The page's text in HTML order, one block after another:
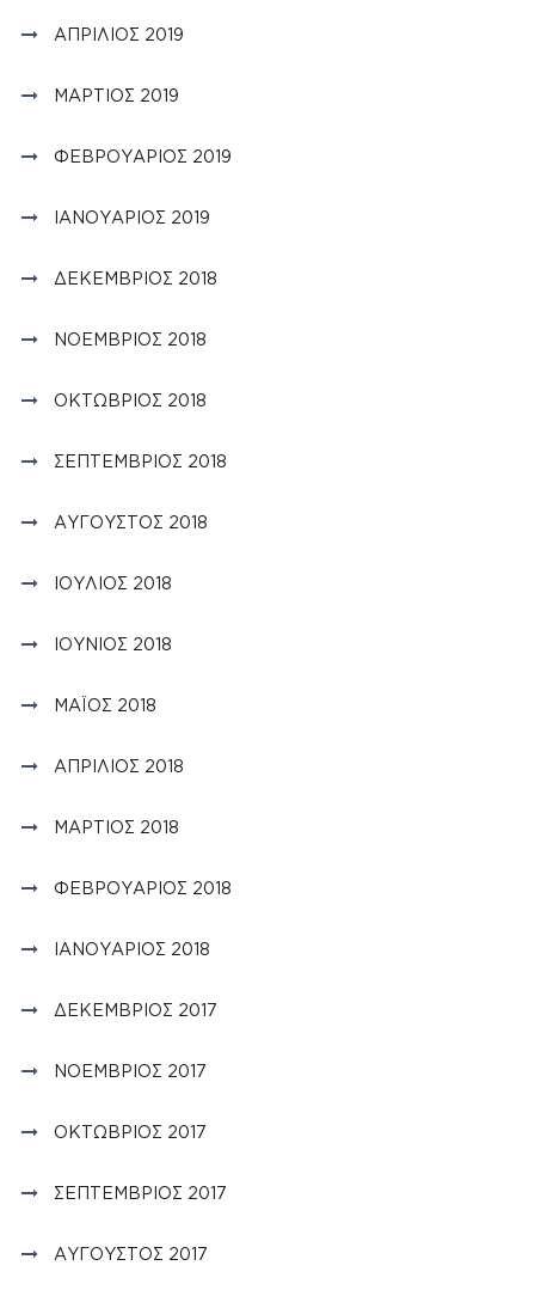
ΑΠΡΊΛΙΟΣ 2019
ΜΆΡΤΙΟΣ 2019
ΦΕΒΡΟΥΆΡΙΟΣ 2019
ΙΑΝΟΥΆΡΙΟΣ 2019
ΔΕΚΈΜΒΡΙΟΣ 2018
ΝΟΈΜΒΡΙΟΣ 2018
ΟΚΤΏΒΡΙΟΣ 2018
ΣΕΠΤΈΜΒΡΙΟΣ 2018
ΑΎΓΟΥΣΤΟΣ 2018
ΙΟΎΛΙΟΣ 2018
ΙΟΎΝΙΟΣ 2018
ΜΆΙΟΣ 2018
ΑΠΡΊΛΙΟΣ 2018
ΜΆΡΤΙΟΣ 2018
ΦΕΒΡΟΥΆΡΙΟΣ 2018
ΙΑΝΟΥΆΡΙΟΣ 2018
ΔΕΚΈΜΒΡΙΟΣ 2017
ΝΟΈΜΒΡΙΟΣ 2017
ΟΚΤΏΒΡΙΟΣ 2017
ΣΕΠΤΈΜΒΡΙΟΣ 2017
ΑΎΓΟΥΣΤΟΣ 2017